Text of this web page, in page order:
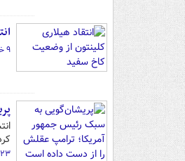
۹ خرداد ۰۵ - ۰۹:۲۶
۲۳ اردیبهشت ۰۵ - ۱۴:۵۰